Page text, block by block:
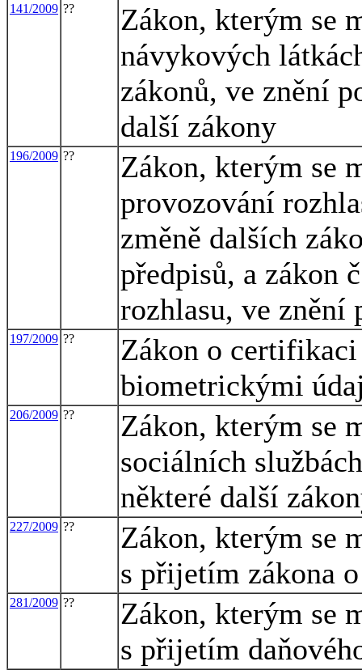
141/2009 ??
Zákon, kterým se
návykových
zákonů, ve znění
další zákony
196/2009 ??
Zákon, kterým se
provozování
změně dalších
předpisů, a zákon
rozhlasu, ve znění
197/2009 ??
Zákon o
biometrickými
206/2009 ??
Zákon, kterým se
sociálních
některé další
227/2009 ??
Zákon, kterým se
s přijetím zákona
281/2009 ??
Zákon, kterým se
s přijetím